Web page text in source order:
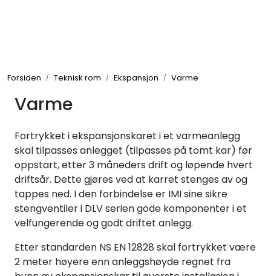
Forsiden Teknisk rom Ekspansjon Varme
Varme
Fortrykket i ekspansjonskaret i et varmeanlegg
skal tilpasses anlegget (tilpasses på tomt kar) før
oppstart, etter 3 måneders drift og løpende hvert
driftsår. Dette gjøres ved at karret stenges av og
tappes ned. I den forbindelse er IMI sine sikre
stengventiler i DLV serien gode komponenter i et
velfungerende og godt driftet anlegg.
Etter standarden NS EN 12828 skal fortrykket være
2 meter høyere enn anleggshøyde regnet fra
Gulvvarme og gatevarme
Flexpress
Klammer og festemateriell
ANBO
Messing